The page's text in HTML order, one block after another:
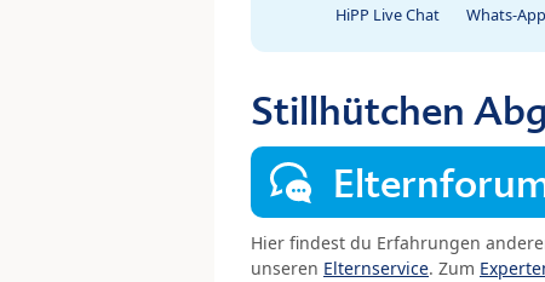
HiPP Live Chat Whats-
Stillhütchen
Hier findest du Erfahrungen
unseren Elternservice. Zum